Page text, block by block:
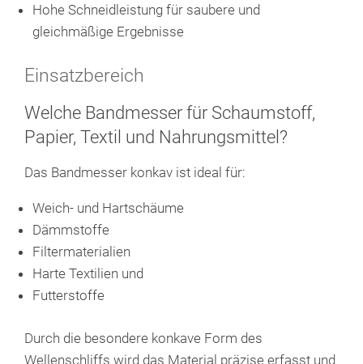
Hohe Schneidleistung für saubere und
gleichmäßige Ergebnisse
Einsatzbereich
Welche Bandmesser für Schaumstoff,
Papier, Textil und Nahrungsmittel?
Das Bandmesser konkav ist ideal für:
Weich- und Hartschäume
Dämmstoffe
Filtermaterialien
Harte Textilien und
Futterstoffe
Durch die besondere konkave Form des
Wellenschliffs wird das Material präzise erfasst und